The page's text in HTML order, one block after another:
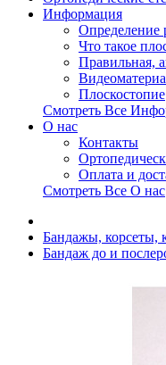
Информация
Определение
Что такое
Правильная,
Плоскостопие
Смотреть Все
О нас
Контакты
Оплата и
Смотреть Все О нас
Бандажы, корсеты,
Бандаж до и